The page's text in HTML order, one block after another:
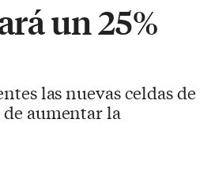
un 25%
las nuevas celdas de
aumentar la